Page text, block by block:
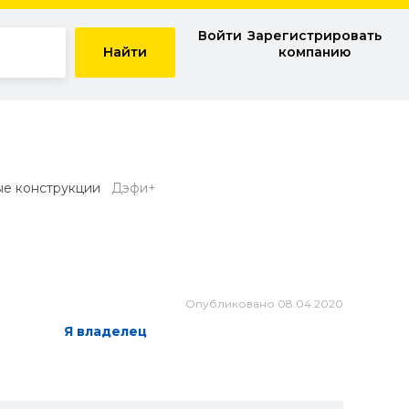
Найти
Войти Зарегистрировать
компанию
конструкции Дэфи+
Опубликовано 08.04.2020
Я владелец